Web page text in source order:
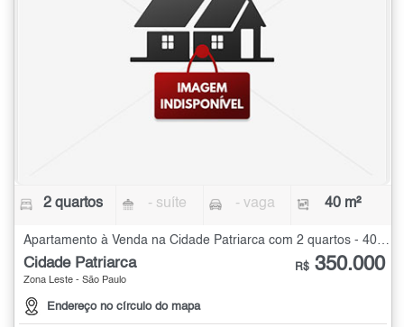
2 quartos - suíte - vaga 40 m²
Apartamento à Venda na Cidade Patriarca com 2 quartos - 40 m²
Cidade Patriarca
Zona Leste - São Paulo
Endereço no círculo do mapa
R$ 350.000